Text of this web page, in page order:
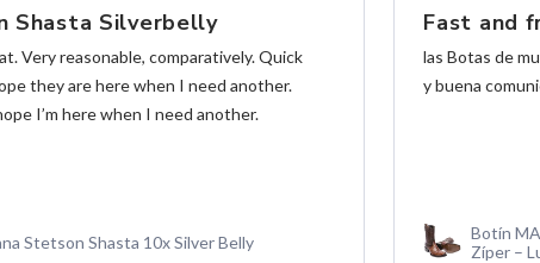
frendly communication
muy buena calidad, y entrega súper rápida,
MAHUESTIC Avestruz Miel Flameado con
– Lujo y Confort
Excellent
excellent,
Traje
Hombre